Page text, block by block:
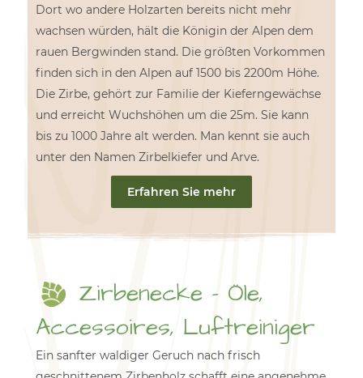
Dort wo andere Holzarten bereits nicht mehr
wachsen würden, hält die Königin der Alpen dem
rauen Bergwinden stand. Die größten Vorkommen
finden sich in den Alpen auf 1500 bis 2200m Höhe.
Die Zirbe, gehört zur Familie der Kieferngewächse
und erreicht Wuchshöhen um die 25m. Sie kann
bis zu 1000 Jahre alt werden. Man kennt sie auch
unter den Namen Zirbelkiefer und Arve.
Erfahren Sie mehr
Zirbenecke - Öle,
Accessoires, Luftreiniger
Ein sanfter waldiger Geruch nach frisch